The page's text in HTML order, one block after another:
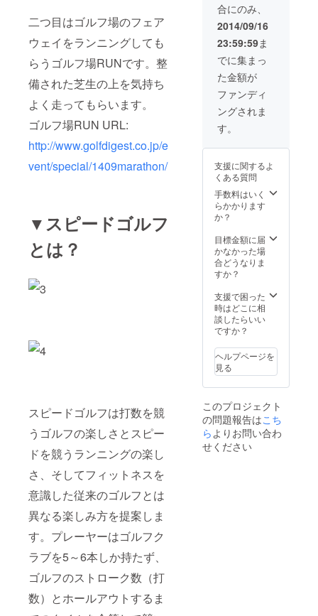
二つ目はゴルフ場のフェア
ウェイをランニングしても
らうゴルフ場RUNです。整
備された芝生の上を気持ち
よく走ってもらいます。
ゴルフ場RUN URL:
http://www.golfdigest.co.jp/e
vent/special/1409marathon/
▼スピードゴルフ
とは？
スピードゴルフは打数を競
うゴルフの楽しさとスピー
ドを競うランニングの楽し
さ、そしてフィットネスを
意識した従来のゴルフとは
異なる楽しみ方を提案しま
す。プレーヤーはゴルフク
ラブを5～6本しか持たず、
ゴルフのストローク数（打
数）とホールアウトするま
合にのみ、
2014/09/16
23:59:59ま
でに集まっ
た金額が
ファンディ
ングされま
す。
支援に関するよ
くある質問
手数料はいく
らかかります
か？
目標金額に届
かなかった場
合どうなりま
すか？
支援で困った
時はどこに相
談したらいい
ですか？
ヘルプページを
見る
このプロジェクト
の問題報告はこち
らよりお問い合わ
せください